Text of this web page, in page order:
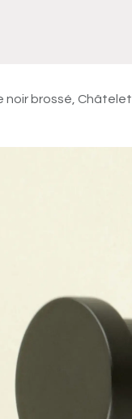
noir brossé, Châtelet